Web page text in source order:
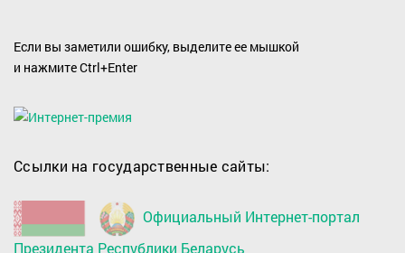
Если вы заметили ошибку, выделите ее мышкой
и нажмите Ctrl+Enter
Ссылки на государственные сайты:
Официальный Интернет-портал
Президента Республики Беларусь